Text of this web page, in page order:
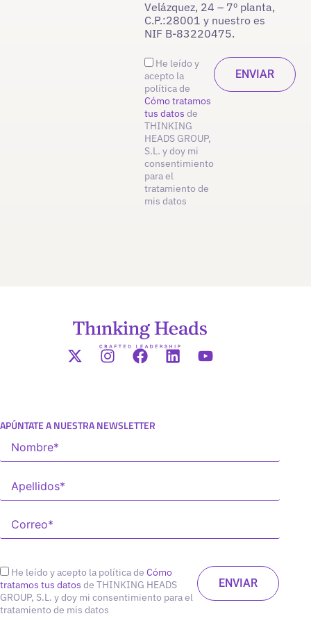
Velázquez, 24 – 7º planta,
C.P.:28001 y nuestro es
NIF B-83220475.
He leído y
acepto la
política de
Cómo tratamos
tus datos de
THINKING
HEADS GROUP,
S.L. y doy mi
consentimiento
para el
tratamiento de
mis datos
APÚNTATE A NUESTRA NEWSLETTER
He leído y acepto la política de Cómo
tratamos tus datos de THINKING HEADS
GROUP, S.L. y doy mi consentimiento para el
tratamiento de mis datos